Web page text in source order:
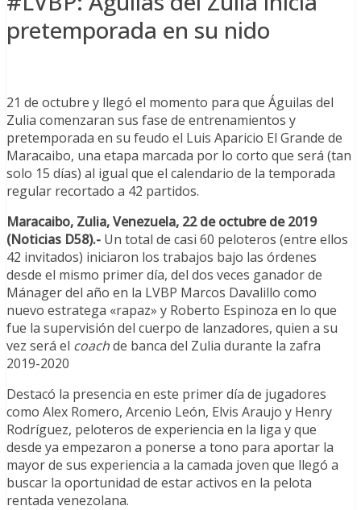
pretemporada en su nido
21 de octubre y llegó el momento para que Águilas del
Zulia comenzaran sus fase de entrenamientos y
pretemporada en su feudo el Luis Aparicio El Grande de
Maracaibo, una etapa marcada por lo corto que será (tan
solo 15 días) al igual que el calendario de la temporada
regular recortado a 42 partidos.
Maracaibo, Zulia, Venezuela, 22 de octubre de 2019
(Noticias D58).- Un total de casi 60 peloteros (entre ellos
42 invitados) iniciaron los trabajos bajo las órdenes
desde el mismo primer día, del dos veces ganador de
Mánager del año en la LVBP Marcos Davalillo como
nuevo estratega «rapaz» y Roberto Espinoza en lo que
fue la supervisión del cuerpo de lanzadores, quien a su
vez será el coachde banca del Zulia durante la zafra
2019-2020
Destacó la presencia en este primer día de jugadores
como Alex Romero, Arcenio León, Elvis Araujo y Henry
Rodríguez, peloteros de experiencia en la liga y que
desde ya empezaron a ponerse a tono para aportar la
mayor de sus experiencia a la camada joven que llegó a
buscar la oportunidad de estar activos en la pelota
rentada venezolana.